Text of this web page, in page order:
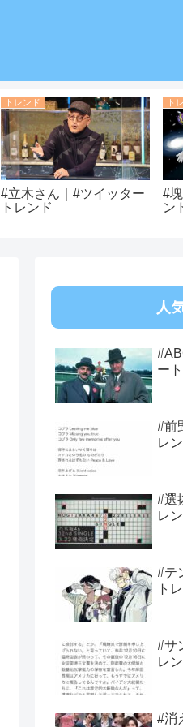
トレンド
#立木さん｜#ツイッター
トレンド
ト
#
ン
人
ー
#前
レ
#選
レ
#テ
ト
#サ
レ
#消